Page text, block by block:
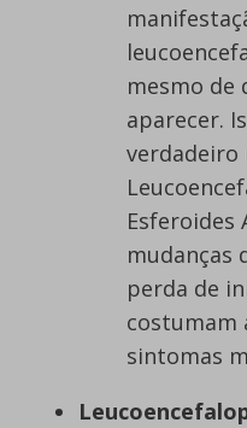
mesmo de
aparecer.
verdadeiro
Esferoides
mudanças
perda de
costumam
sintomas